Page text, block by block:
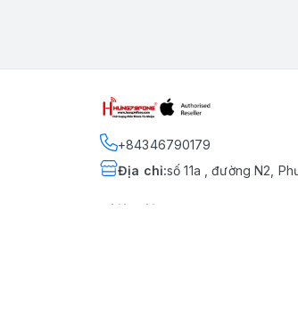
+84346790179
Địa chỉ:số 11a , đường N2,
Giới thiệu